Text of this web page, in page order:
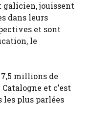
galicien, jouissent
dans leurs
et sont
le
millions de
et c’est
les plus parlées